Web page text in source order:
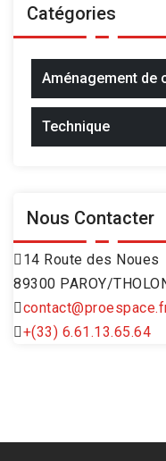
Catégories
Aménagement de
Technique
Nous Contacter
14 Route des Noues
89300 PAROY/
+(33) 6.61.13.65.64